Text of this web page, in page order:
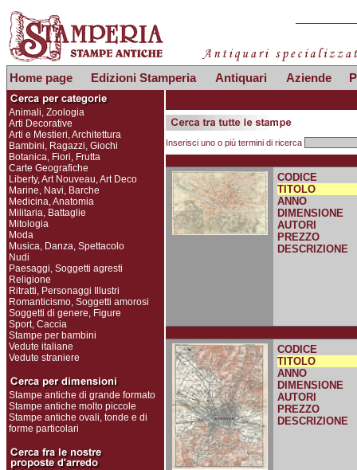
Home page Edizioni Stamperia Antiquari Aziende
Animali, Zoologia
Arti Decorative
Arti e Mestieri, Architettura
Bambini, Ragazzi, Giochi
Botanica, Fiori, Frutta
Carte Geografiche
Liberty, Art Nouveau, Art Deco
Marine, Navi, Barche
Medicina, Anatomia
Militaria, Battaglie
Mitologia
Moda
Musica, Danza, Spettacolo
Nudi
Paesaggi, Soggetti agresti
Religione
Ritratti, Personaggi Illustri
Romanticismo, Soggetti amorosi
Soggetti di genere, Figure
Sport, Caccia
Stampe per bambini
Vedute italiane
Vedute straniere
Stampe antiche di grande formato
Stampe antiche molto piccole
Stampe antiche ovali, tonde e di
forme particolari
Inserisci uno o più termini di ricerca
CODICE
TITOLO
ANNO
DIMENSIONE
AUTORI
PREZZO
DESCRIZIONE
CODICE
TITOLO
ANNO
DIMENSIONE
AUTORI
PREZZO
DESCRIZIONE